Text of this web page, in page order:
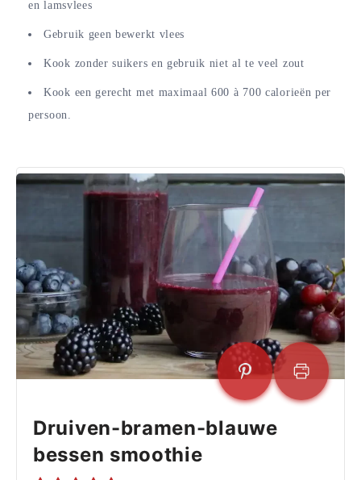
en lamsvlees
Gebruik geen bewerkt vlees
Kook zonder suikers en gebruik niet al te veel zout
Kook een gerecht met maximaal 600 à 700 calorieën per
persoon.
Druiven-bramen-blauwe
bessen smoothie